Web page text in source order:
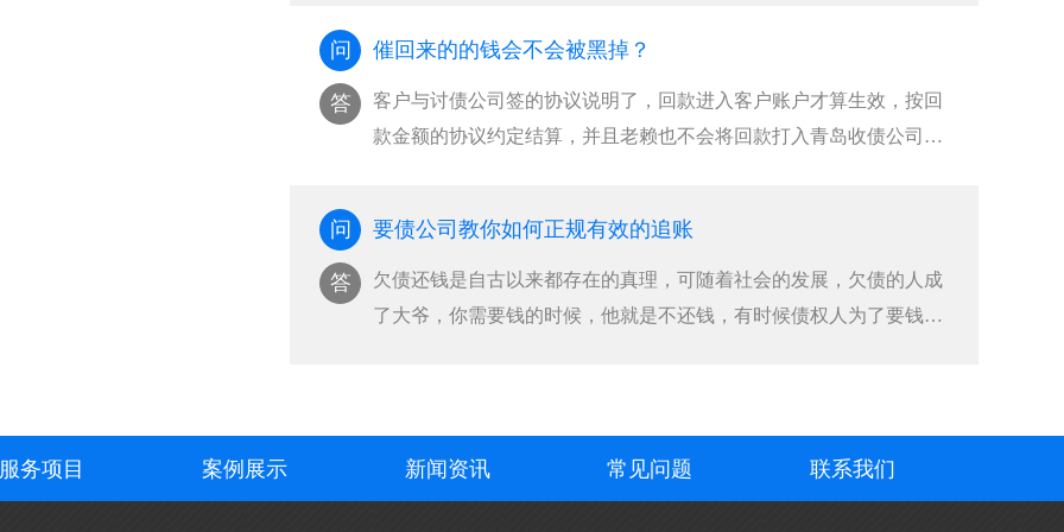
问 催回来的的钱会不会被黑掉？
答
客户与讨债公司签的协议说明了，回款进入客户账户才算生效，按回
款金额的协议约定结算，并且老赖也不会将回款打入青岛收债公司手
问 要债公司教你如何正规有效的追账
答
欠债还钱是自古以来都存在的真理，可随着社会的发展，欠债的人成
了大爷，你需要钱的时候，他就是不还钱，有时候债权人为了要钱采
服务项目 案例展示 新闻资讯 常见问题 联系我们